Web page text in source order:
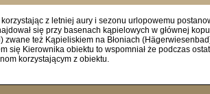
z letniej aury i sezonu urlopowemu
się przy basenach kąpielowych w głównej
zwane też Kąpieliskiem na Błoniach
się Kierownika obiektu to wspomniał że podczas
korzystającym z obiektu.